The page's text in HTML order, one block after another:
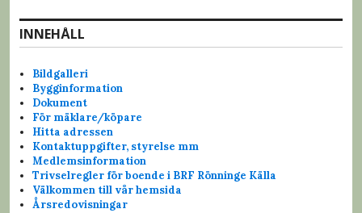
INNEHÅLL
Bildgalleri
Bygginformation
Dokument
För mäklare/köpare
Hitta adressen
Kontaktuppgifter, styrelse mm
Medlemsinformation
Trivselregler för boende i BRF Rönninge Källa
Välkommen till vår hemsida
Årsredovisningar